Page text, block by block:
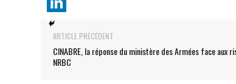
ARTICLE PRÉCÉDENT
CINABRE, la réponse du ministère des Armées face aux
NRBC